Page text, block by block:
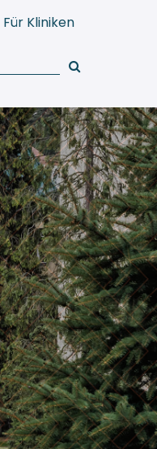
Für Kliniken